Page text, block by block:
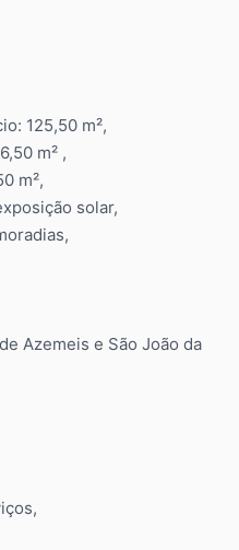
125,50 m²,
m² ,
m²,
solar,
Azemeis e São João da